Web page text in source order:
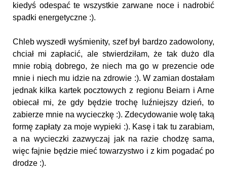
kiedyś odespać te wszystkie zarwane noce i nadrobić
spadki energetyczne :).
Chleb wyszedł wyśmienity, szef był bardzo zadowolony,
chciał mi zapłacić, ale stwierdziłam, że tak dużo dla
mnie robią dobrego, że niech ma go w prezencie ode
mnie i niech mu idzie na zdrowie :). W zamian dostałam
jednak kilka kartek pocztowych z regionu Beiarn i Arne
obiecał mi, że gdy będzie trochę luźniejszy dzień, to
zabierze mnie na wycieczkę :). Zdecydowanie wolę taką
formę zapłaty za moje wypieki :). Kasę i tak tu zarabiam,
a na wycieczki zazwyczaj jak na razie chodzę sama,
więc fajnie będzie mieć towarzystwo i z kim pogadać po
drodze :).